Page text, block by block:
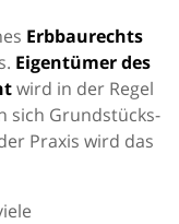
Erbbaurechts
Eigentümer des
wird in der Regel
sich Grundstücks-
Praxis wird das